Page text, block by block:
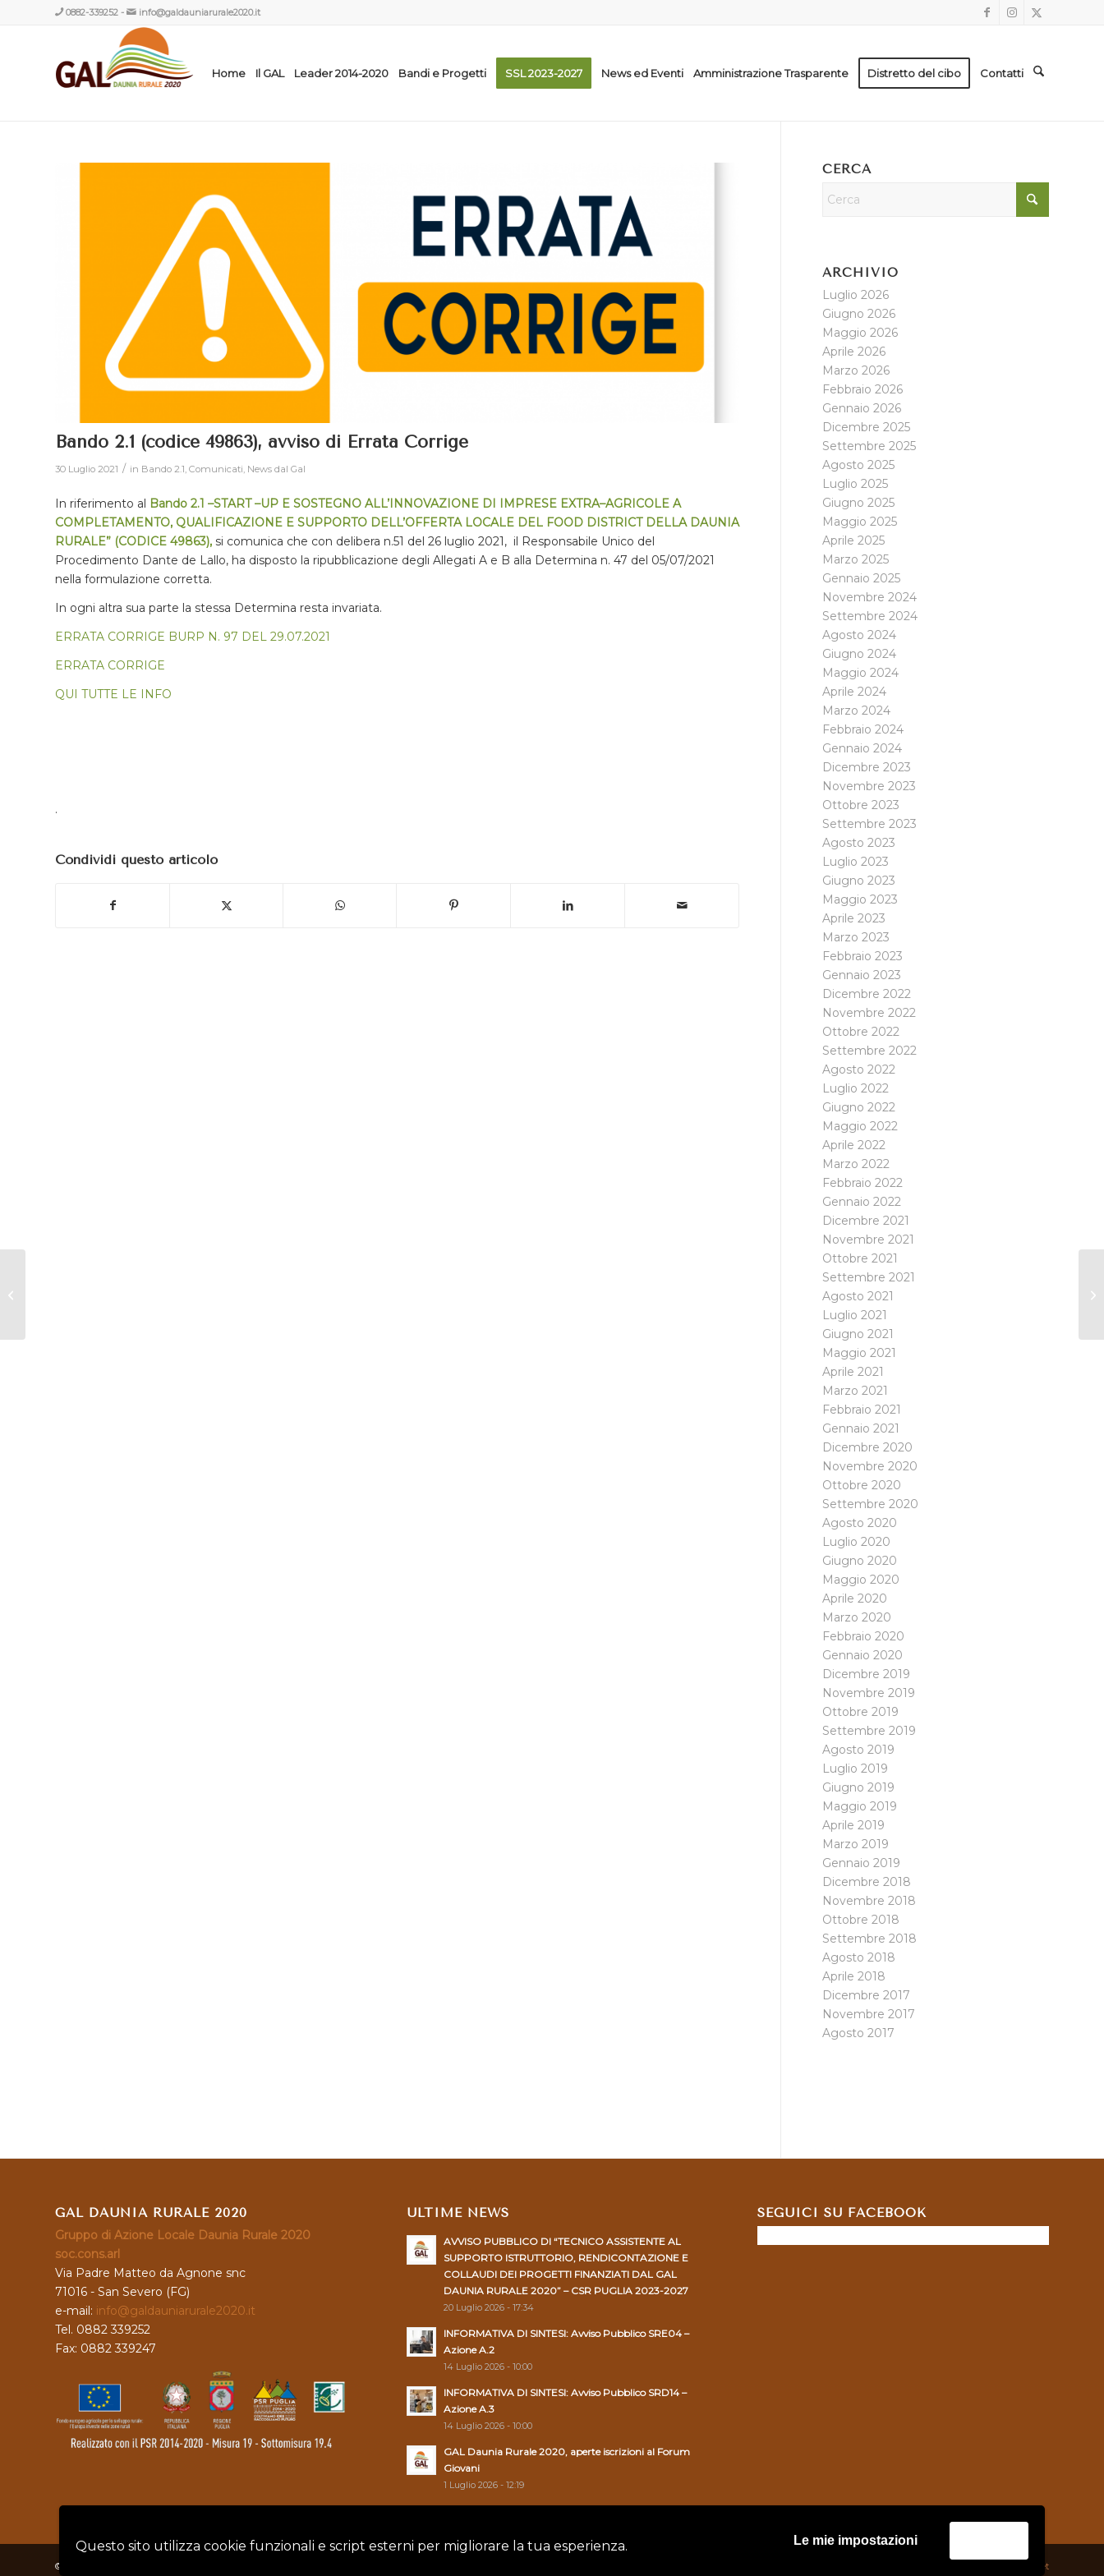
Questo sito utilizza cookie funzionali e script esterni per migliorare la tua esperienza. Le mie impostazioni
0882-339252 - info@galdauniarurale2020.it
Home Il GAL Leader 2014-2020 Bandi e Progetti SSL 2023-2027 News ed Eventi Amministrazione Trasparente Distretto del cibo Contatti
Bando 2.1 (codice 49863), avviso di Errata Corrige
30 Luglio 2021 / in Bando 2.1 Comunicati News dal Gal
In riferimento al Bando 2.1 –START–UP E SOSTEGNO ALL’INNOVAZIONE DI IMPRESE EXTRA–AGRICOLE A
COMPLETAMENTO, QUALIFICAZIONE E SUPPORTO DELL’OFFERTA LOCALE DEL FOOD DISTRICT DELLA DAUNIA
RURALE” (CODICE 49863), si comunica che con delibera n.51 del 26 luglio 2021, il Responsabile Unico del
Procedimento Dante de Lallo, ha disposto la ripubblicazione degli Allegati A e B alla Determina n. 47 del 05/07/2021
nella formulazione corretta.
n ogni altra sua parte la stessa Determina resta invariata.
ERRATA CORRIGE BURP N. 97 DEL 29.07.2021
ERRATA CORRIGE
QUI TUTTE LE INFO
.
Condividi questo articolo
CERCA
ARCHIVIO
Luglio 2026
Giugno 2026
Maggio 2026
Aprile 2026
Marzo 2026
Febbraio 2026
Gennaio 2026
Dicembre 2025
Settembre 2025
Agosto 2025
Luglio 2025
Giugno 2025
Maggio 2025
Aprile 2025
Marzo 2025
Gennaio 2025
Novembre 2024
Settembre 2024
Agosto 2024
Giugno 2024
Maggio 2024
Aprile 2024
Marzo 2024
Febbraio 2024
Gennaio 2024
Dicembre 2023
Novembre 2023
Ottobre 2023
Settembre 2023
Agosto 2023
Luglio 2023
Giugno 2023
Maggio 2023
Aprile 2023
Marzo 2023
Febbraio 2023
Gennaio 2023
Dicembre 2022
Novembre 2022
Ottobre 2022
Settembre 2022
Agosto 2022
Luglio 2022
Giugno 2022
Maggio 2022
Aprile 2022
Marzo 2022
Febbraio 2022
Gennaio 2022
Dicembre 2021
Novembre 2021
Ottobre 2021
Settembre 2021
Agosto 2021
Luglio 2021
Giugno 2021
Maggio 2021
Aprile 2021
Marzo 2021
Febbraio 2021
Gennaio 2021
Dicembre 2020
Novembre 2020
Ottobre 2020
Settembre 2020
Agosto 2020
Luglio 2020
Giugno 2020
Maggio 2020
Aprile 2020
Marzo 2020
Febbraio 2020
Gennaio 2020
Dicembre 2019
Novembre 2019
Ottobre 2019
Settembre 2019
Agosto 2019
Luglio 2019
Giugno 2019
Maggio 2019
Aprile 2019
Marzo 2019
Gennaio 2019
Dicembre 2018
Novembre 2018
Ottobre 2018
Settembre 2018
Agosto 2018
Aprile 2018
Dicembre 2017
Novembre 2017
Agosto 2017
GAL DAUNIA RURALE 2020
Gruppo di Azione Locale Daunia Rurale 2020
soc.cons.arl
Via Padre Matteo da Agnone snc
71016 - San Severo (FG)
e-mail: info@galdauniarurale2020.it
Tel. 0882 339252
Fax: 0882 339247
ULTIME NEWS
AVVISO PUBBLICO DI “TECNICO ASSISTENTE AL
SUPPORTO ISTRUTTORIO, RENDICONTAZIONE E
COLLAUDI DEI PROGETTI FINANZIATI DAL GAL
DAUNIA RURALE 2020” – CSR PUGLIA 2023-2027
20 Luglio 2026 - 17:34
INFORMATIVA DI SINTESI: Avviso Pubblico SRE04 –
Azione A.2
14 Luglio 2026 - 10:00
INFORMATIVA DI SINTESI: Avviso Pubblico SRD14 –
Azione A.3
14 Luglio 2026 - 10:00
GAL Daunia Rurale 2020, aperte iscrizioni al Forum
Giovani
1 Luglio 2026 - 12:19
SEGUICI SU FACEBOOK
© Copyright - GAL DAUNIA RURALE 2020 - P.IVA: 04128760719 | Asernet